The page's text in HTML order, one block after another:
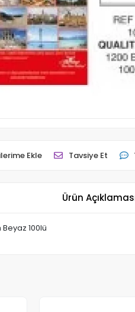
Ekle Tavsiye Et
Ürün
100lü